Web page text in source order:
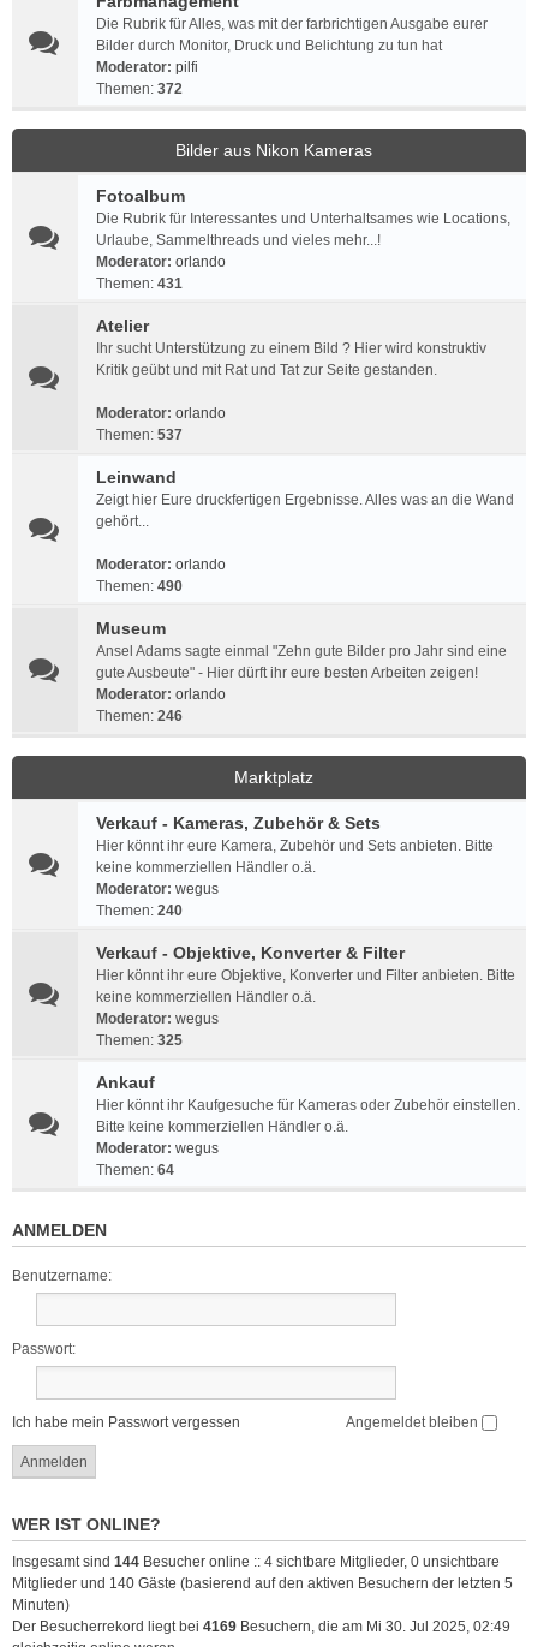
Die Rubrik für Alles, was mit der farbrichtigen Ausgabe eurer
Bilder durch Monitor, Druck und Belichtung zu tun hat
Moderator: pilfi
Themen: 372
Bilder aus Nikon Kameras
Fotoalbum
Die Rubrik für Interessantes und Unterhaltsames wie Locations,
Urlaube, Sammelthreads und vieles mehr...!
Moderator: orlando
Themen: 431
Atelier
Ihr sucht Unterstützung zu einem Bild ? Hier wird konstruktiv
Kritik geübt und mit Rat und Tat zur Seite gestanden.
Moderator: orlando
Themen: 537
Leinwand
Zeigt hier Eure druckfertigen Ergebnisse. Alles was an die Wand
gehört...
Moderator: orlando
Themen: 490
Museum
Ansel Adams sagte einmal "Zehn gute Bilder pro Jahr sind eine
gute Ausbeute" - Hier dürft ihr eure besten Arbeiten zeigen!
Moderator: orlando
Themen: 246
Marktplatz
Verkauf - Kameras, Zubehör & Sets
Hier könnt ihr eure Kamera, Zubehör und Sets anbieten. Bitte
keine kommerziellen Händler o.ä.
Moderator: wegus
Themen: 240
Verkauf - Objektive, Konverter & Filter
Hier könnt ihr eure Objektive, Konverter und Filter anbieten. Bitte
keine kommerziellen Händler o.ä.
Moderator: wegus
Themen: 325
Ankauf
Hier könnt ihr Kaufgesuche für Kameras oder Zubehör einstellen.
Bitte keine kommerziellen Händler o.ä.
Moderator: wegus
Themen: 64
ANMELDEN
Benutzername:
Passwort:
Ich habe mein Passwort vergessen Angemeldet bleiben
WER IST ONLINE?
Insgesamt sind 144 Besucher online :: 4 sichtbare Mitglieder, 0 unsichtbare
Mitglieder und 140 Gäste (basierend auf den aktiven Besuchern der letzten 5
Minuten)
Der Besucherrekord liegt bei 4169 Besuchern, die am Mi 30. Jul 2025, 02:49